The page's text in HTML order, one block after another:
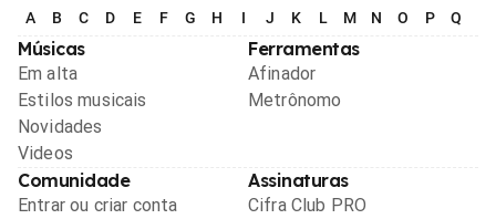
A B C D E F G H I J K L M N O P Q
Músicas
Em alta
Estilos musicais
Novidades
Videos
Ferramentas
Afinador
Metrônomo
Comunidade
Entrar ou criar conta
Assinaturas
Cifra Club PRO